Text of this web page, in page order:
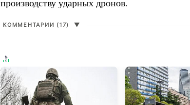
производству ударных дронов.
КОММЕНТАРИИ (17) ▼